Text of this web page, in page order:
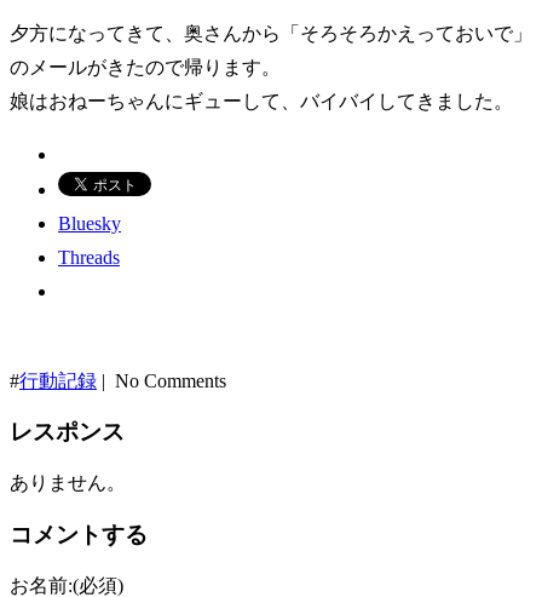
夕方になってきて、奥さんから「そろそろかえっておいで」
のメールがきたので帰ります。
娘はおねーちゃんにギューして、バイバイしてきました。
Bluesky
Threads
#行動記録 | No Comments
レスポンス
ありません。
コメントする
お名前:(必須)